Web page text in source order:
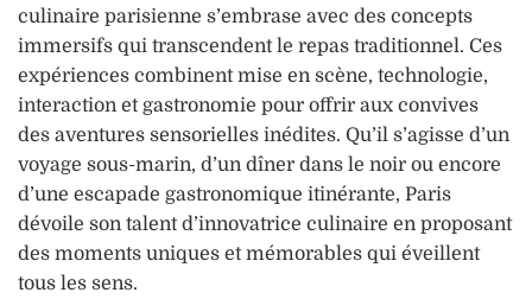
culinaire parisienne s’embrase avec des concepts
immersifs qui transcendent le repas traditionnel. Ces
expériences combinent mise en scène, technologie,
interaction et gastronomie pour offrir aux convives
des aventures sensorielles inédites. Qu’il s’agisse d’un
voyage sous-marin, d’un dîner dans le noir ou encore
d’une escapade gastronomique itinérante, Paris
dévoile son talent d’innovatrice culinaire en proposant
des moments uniques et mémorables qui éveillent
tous les sens.